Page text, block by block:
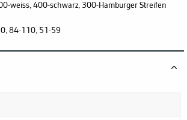
weiss, 400-schwarz, 300-Hamburger Streifen
84-110, 51-59